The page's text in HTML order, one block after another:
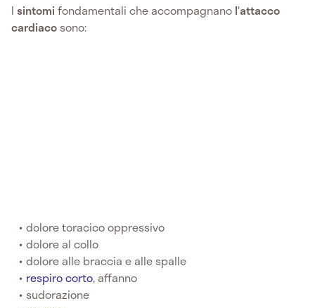
I sintomifondamentali che accompagnano l'attacco
cardiaco sono:
dolore toracico oppressivo
dolore al collo
dolore alle braccia e alle spalle
respiro corto, affanno
sudorazione